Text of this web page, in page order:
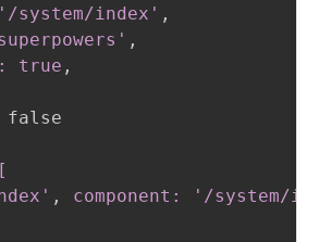
index' ,
,
true ,
false
,
component: '/system/